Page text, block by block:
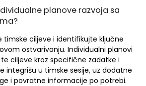
planove razvoja sa
timske ciljeve i identifikujte ključne
ostvarivanju. Individualni planovi
ciljeve kroz specifične zadatke i
integrišu u timske sesije, uz dodatne
i povratne informacije po potrebi.